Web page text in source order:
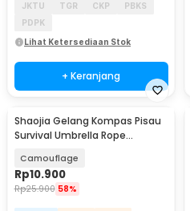
JKTU
TGR CKP
PBKS
PDPK
Lihat Ketersediaan Stok
+ Keranjang
Shaojia Gelang Kompas Pisau
Survival Umbrella Rope
Camouflage
Rp10.900
Rp25.900 58%